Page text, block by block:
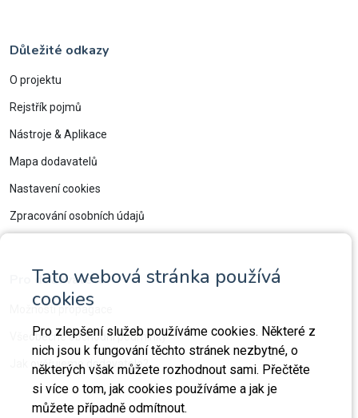
Tato webová stránka používá
cookies
Pro zlepšení služeb používáme cookies. Některé z
nich jsou k fungování těchto stránek nezbytné, o
některých však můžete rozhodnout sami. Přečtěte
si více o tom, jak cookies používáme a jak je
můžete případně odmítnout.
Důležité odkazy
O projektu
Rejstřík pojmů
Nástroje & Aplikace
Mapa dodavatelů
Nastavení cookies
Zpracování osobních údajů
Pro dodavatele
Možnosti propagace
Všeobecné obchodní podmínky
Jak ověřujeme dodavatele?